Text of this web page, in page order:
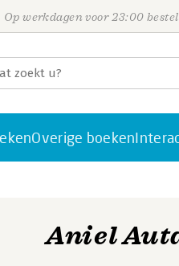
Op werkdagen voor 23:00
Overige boeken
Aniel